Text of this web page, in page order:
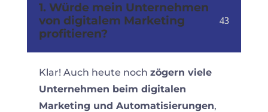
1. Würde mein Unternehmen
von digitalem Marketing
profitieren?
Klar! Auch heute noch zögern viele
Unternehmen beim digitalen
Marketing und Automatisierungen,